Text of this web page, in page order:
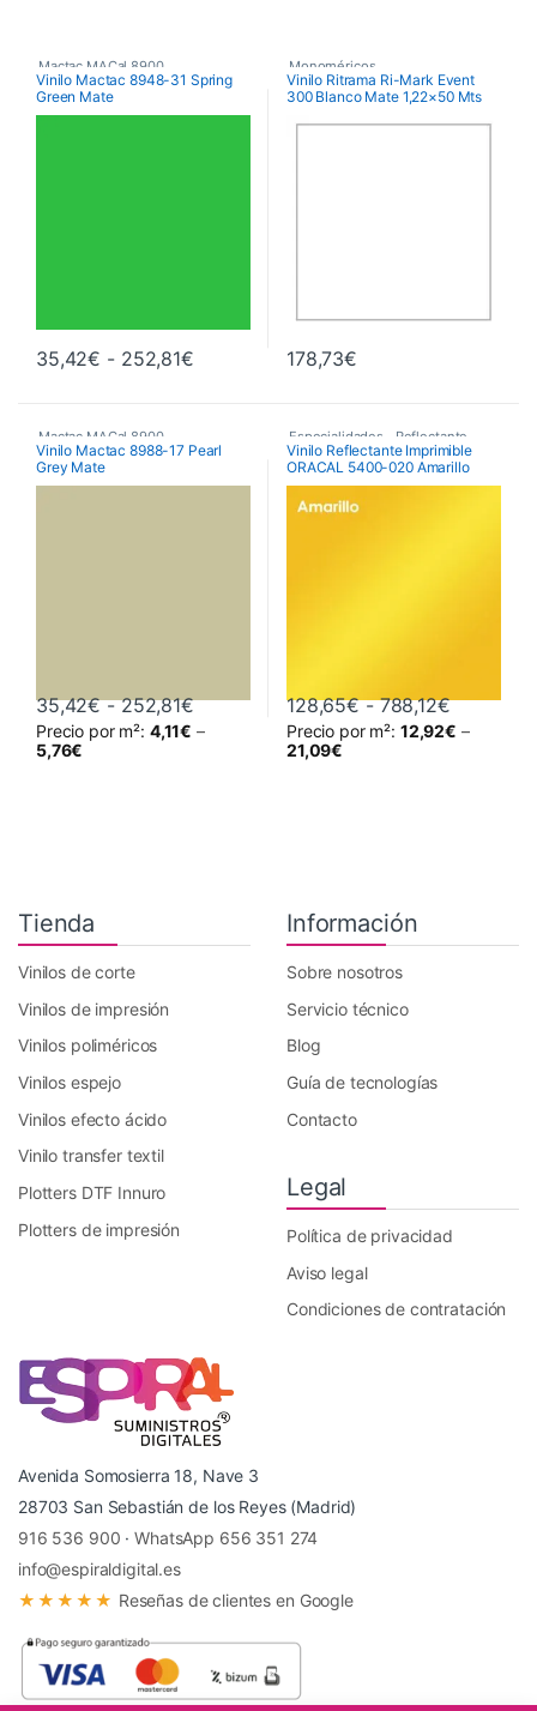
Mactac MACal 8900
Monoméricos
Vinilo Mactac 8948-31 Spring
Green Mate
35,42€ - 252,81€Rango de precios: desde 35,42€
Este producto tiene múltiples variantes. Las opciones se
Monoméricos
RITRAMA Ri-Mark M300 Event
Vinilo Ritrama Ri-Mark Event
300 Blanco Mate 1,22×50 Mts
178,73€
Mactac MACal 8900
Monoméricos
Vinilo Mactac 8988-17 Pearl
Grey Mate
35,42€ - 252,81€Rango de precios: desde 35,42€
Precio por m²: 4,11€ –
5,76€
Este producto tiene múltiples variantes. Las opciones se
Especialidades Reflectante
Vinilos De Corte
Vinilo Reflectante Imprimible
ORACAL 5400-020 Amarillo
128,65€ - 788,12€Rango
Precio por m²: 12,92€ –
21,09€
Este producto tiene múltiples
Tienda
Vinilos de corte
Vinilos de impresión
Vinilos poliméricos
Vinilos espejo
Vinilos efecto ácido
Vinilo transfer textil
Plotters DTF Innuro
Plotters de impresión
Información
Sobre nosotros
Servicio técnico
Blog
Guía de tecnologías
Contacto
Legal
Política de privacidad
Aviso legal
Condiciones de contratación
Avenida Somosierra 18, Nave 3
28703 San Sebastián de los Reyes (Madrid)
916 536 900 ·WhatsApp 656 351 274
info@espiraldigital.es
★★★★★ Reseñas de clientes en Google